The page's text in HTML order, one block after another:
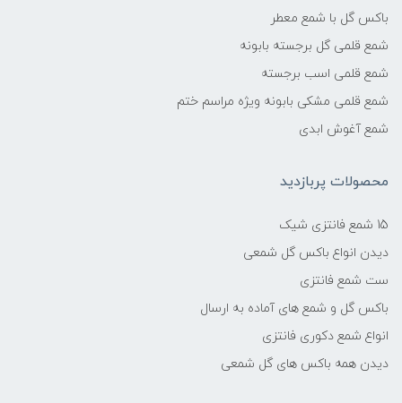
باکس گل با شمع معطر
شمع قلمی گل برجسته بابونه
شمع قلمی اسب برجسته
شمع قلمی مشکی بابونه ویژه مراسم ختم
شمع آغوش ابدی
محصولات پربازدید
15 شمع فانتزی شیک
دیدن انواع باکس گل شمعی
ست شمع فانتزی
باکس گل و شمع های آماده به ارسال
انواع شمع دکوری فانتزی
دیدن همه باکس های گل شمعی